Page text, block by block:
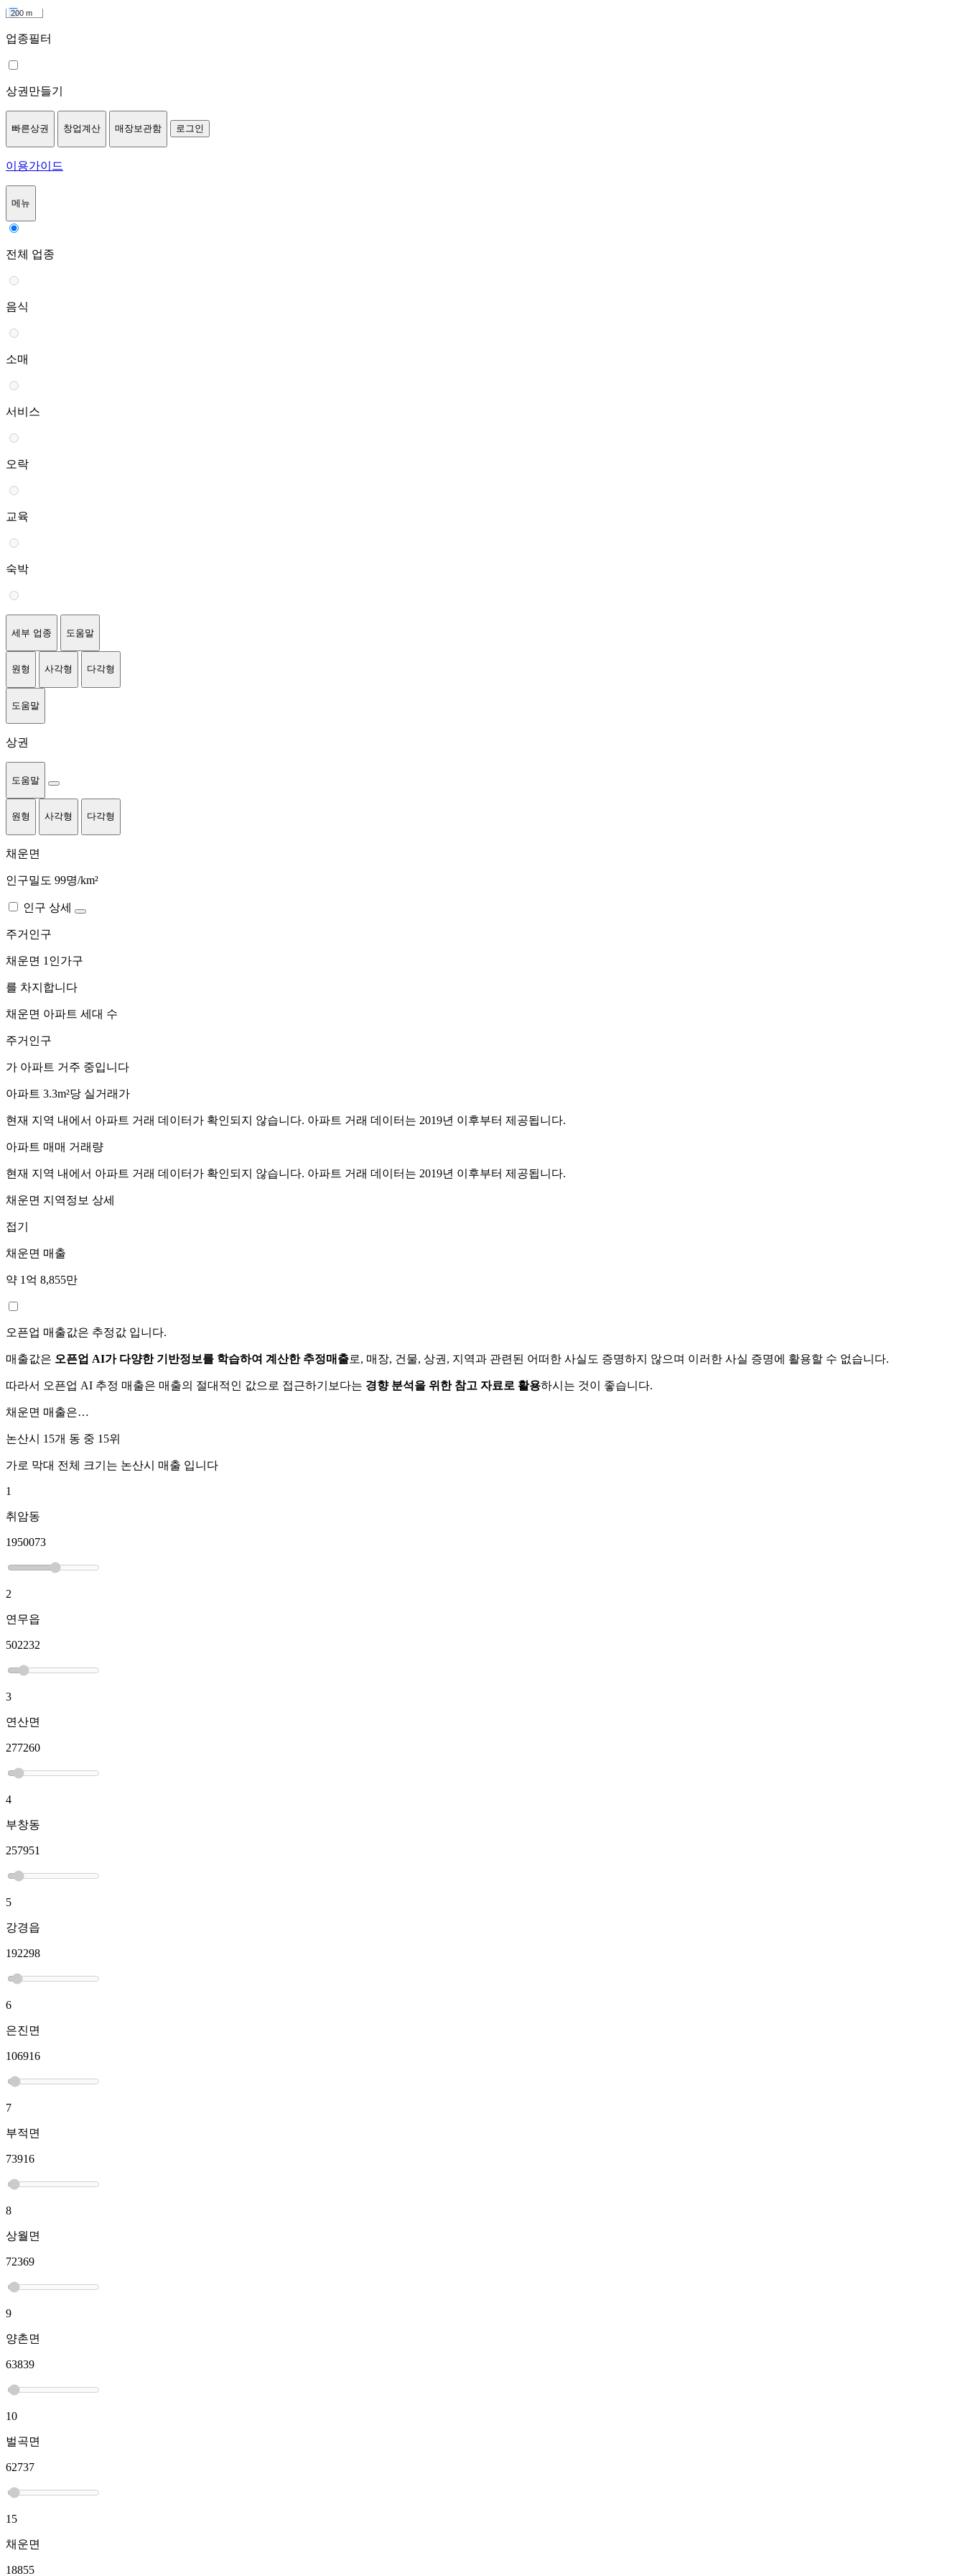
200 m
업종필터
상권만들기
빠른상권 창업계산 매장보관함 로그인
이용가이드
메뉴
전체 업종
음식
소매
서비스
오락
교육
숙박
세부 업종 도움말
원형 사각형 다각형
도움말
상권
도움말
원형 사각형 다각형
채운면
인구밀도 99명/km²
인구 상세
주거인구
채운면 1인가구
를 차지합니다
채운면 아파트 세대 수
주거인구
가 아파트 거주 중입니다
아파트 3.3m²당 실거래가
현재 지역 내에서 아파트 거래 데이터가 확인되지 않습니다. 아파트 거래 데이터는 2019년 이후부터 제공됩니다.
아파트 매매 거래량
현재 지역 내에서 아파트 거래 데이터가 확인되지 않습니다. 아파트 거래 데이터는 2019년 이후부터 제공됩니다.
채운면 지역정보 상세
접기
채운면 매출
약 1억 8,855만
오픈업 매출값은 추정값 입니다.
매출값은 오픈업 AI가 다양한 기반정보를 학습하여 계산한 추정매출로, 매장, 건물, 상권, 지역과 관련된 어떠한 사실도 증명하지 않으며 이러한 사실 증명에 활용할 수 없습니다.
따라서 오픈업 AI 추정 매출은 매출의 절대적인 값으로 접근하기보다는 경향 분석을 위한 참고 자료로 활용하시는 것이 좋습니다.
채운면 매출은…
논산시 15개 동 중 15위
가로 막대 전체 크기는 논산시 매출 입니다
1
취암동
1950073
2
연무읍
502232
3
연산면
277260
4
부창동
257951
5
강경읍
192298
6
은진면
106916
7
부적면
73916
8
상월면
72369
9
양촌면
63839
10
벌곡면
62737
15
채운면
18855